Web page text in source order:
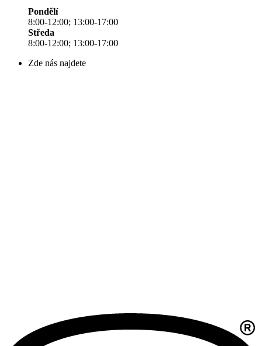
Pondělí
8:00-12:00; 13:00-17:00
Středa
8:00-12:00; 13:00-17:00
Zde nás najdete